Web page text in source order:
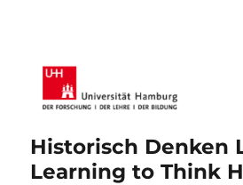
Historisch Denken
Learning to Think